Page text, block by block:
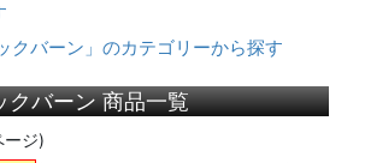
クバーン」のカテゴリーから探す
クバーン 商品一覧
ージ)